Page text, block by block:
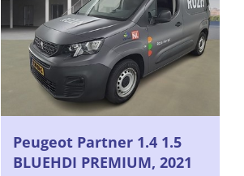
Peugeot Partner 1.4 1.5
BLUEHDI PREMIUM, 2021